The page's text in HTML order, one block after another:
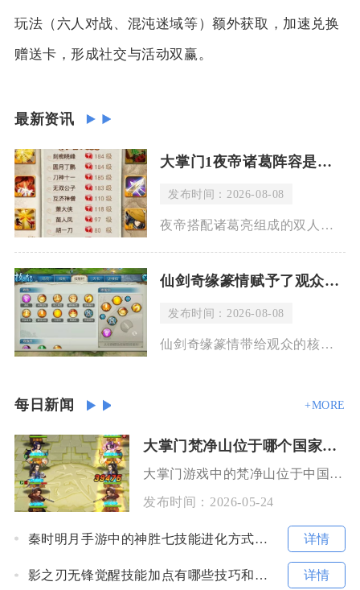
玩法（六人对战、混沌迷域等）额外获取，加速兑换
赠送卡，形成社交与活动双赢。
最新资讯
大掌门1夜帝诸葛阵容是否适合竞技场
发布时间：2026-08-08
夜帝搭配诸葛亮组成的双人核心阵容可以打进竞技场中上游段位，但很难稳居顶尖排名，这
仙剑奇缘篆情赋予了观众怎样的思考与感受
发布时间：2026-08-08
仙剑奇缘篆情带给观众的核心思考是情与宿命、坚守与取舍的东方人文思辨，同时搭配篆刻
每日新闻 +MORE
大掌门梵净山位于哪个国家的境内
大掌门游戏中的梵净山位于中国境内，是游戏里一处兼具地理标识与核心玩法的重要场景，其原型取自
发布时间： 2026-05-24
秦时明月手游中的神胜七技能进化方式是怎样的 详情
影之刃无锋觉醒技能加点有哪些技巧和建议 详情